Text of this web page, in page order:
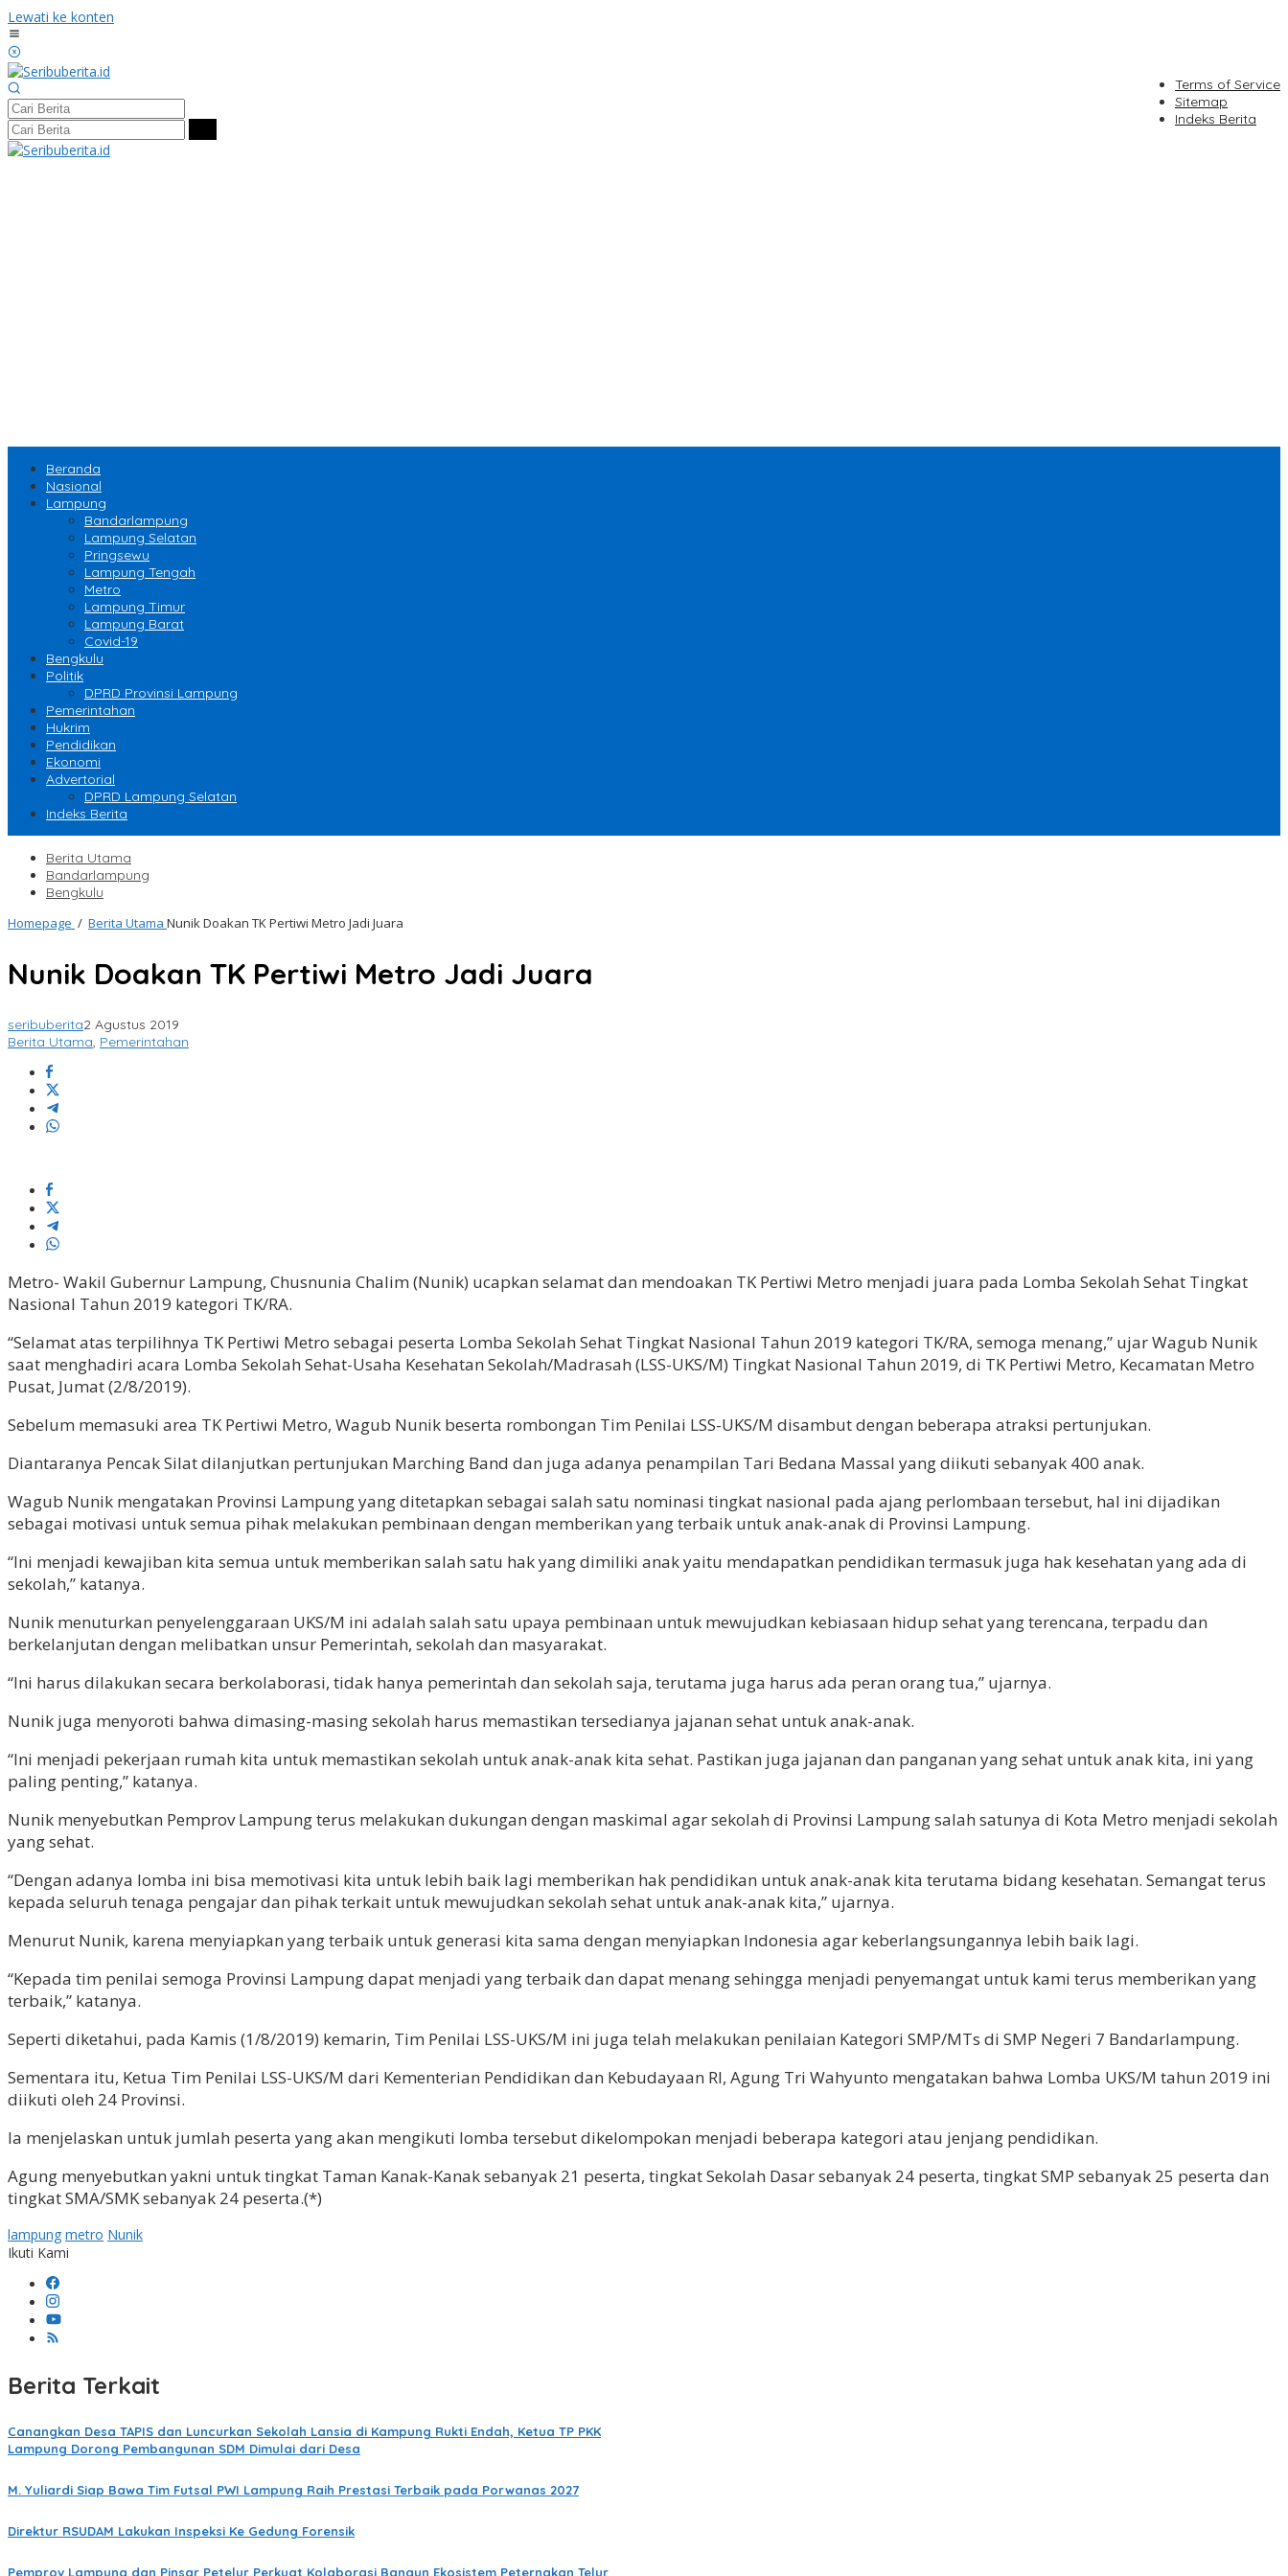
Lewati ke konten
Terms of Service
Sitemap
Indeks Berita
Beranda
Nasional
Lampung
Bandarlampung
Lampung Selatan
Pringsewu
Lampung Tengah
Metro
Lampung Timur
Lampung Barat
Covid-19
Bengkulu
Politik
DPRD Provinsi Lampung
Pemerintahan
Hukrim
Pendidikan
Ekonomi
Advertorial
DPRD Lampung Selatan
Indeks Berita
Berita Utama
Bandarlampung
Bengkulu
Homepage / Berita Utama Nunik Doakan TK Pertiwi Metro Jadi Juara
Nunik Doakan TK Pertiwi Metro Jadi Juara
seribuberita2 Agustus 2019
Berita Utama, Pemerintahan
Metro- Wakil Gubernur Lampung, Chusnunia Chalim (Nunik) ucapkan selamat dan mendoakan TK Pertiwi Metro menjadi juara pada Lomba Sekolah Sehat Tingkat
Nasional Tahun 2019 kategori TK/RA.
“Selamat atas terpilihnya TK Pertiwi Metro sebagai peserta Lomba Sekolah Sehat Tingkat Nasional Tahun 2019 kategori TK/RA, semoga menang,” ujar Wagub Nunik
saat menghadiri acara Lomba Sekolah Sehat-Usaha Kesehatan Sekolah/Madrasah (LSS-UKS/M) Tingkat Nasional Tahun 2019, di TK Pertiwi Metro, Kecamatan Metro
Pusat, Jumat (2/8/2019).
Sebelum memasuki area TK Pertiwi Metro, Wagub Nunik beserta rombongan Tim Penilai LSS-UKS/M disambut dengan beberapa atraksi pertunjukan.
Diantaranya Pencak Silat dilanjutkan pertunjukan Marching Band dan juga adanya penampilan Tari Bedana Massal yang diikuti sebanyak 400 anak.
Wagub Nunik mengatakan Provinsi Lampung yang ditetapkan sebagai salah satu nominasi tingkat nasional pada ajang perlombaan tersebut, hal ini dijadikan
sebagai motivasi untuk semua pihak melakukan pembinaan dengan memberikan yang terbaik untuk anak-anak di Provinsi Lampung.
“Ini menjadi kewajiban kita semua untuk memberikan salah satu hak yang dimiliki anak yaitu mendapatkan pendidikan termasuk juga hak kesehatan yang ada di
sekolah,” katanya.
Nunik menuturkan penyelenggaraan UKS/M ini adalah salah satu upaya pembinaan untuk mewujudkan kebiasaan hidup sehat yang terencana, terpadu dan
berkelanjutan dengan melibatkan unsur Pemerintah, sekolah dan masyarakat.
“Ini harus dilakukan secara berkolaborasi, tidak hanya pemerintah dan sekolah saja, terutama juga harus ada peran orang tua,” ujarnya.
Nunik juga menyoroti bahwa dimasing-masing sekolah harus memastikan tersedianya jajanan sehat untuk anak-anak.
“Ini menjadi pekerjaan rumah kita untuk memastikan sekolah untuk anak-anak kita sehat. Pastikan juga jajanan dan panganan yang sehat untuk anak kita, ini yang
paling penting,” katanya.
Nunik menyebutkan Pemprov Lampung terus melakukan dukungan dengan maskimal agar sekolah di Provinsi Lampung salah satunya di Kota Metro menjadi sekolah
yang sehat.
“Dengan adanya lomba ini bisa memotivasi kita untuk lebih baik lagi memberikan hak pendidikan untuk anak-anak kita terutama bidang kesehatan. Semangat terus
kepada seluruh tenaga pengajar dan pihak terkait untuk mewujudkan sekolah sehat untuk anak-anak kita,” ujarnya.
Menurut Nunik, karena menyiapkan yang terbaik untuk generasi kita sama dengan menyiapkan Indonesia agar keberlangsungannya lebih baik lagi.
“Kepada tim penilai semoga Provinsi Lampung dapat menjadi yang terbaik dan dapat menang sehingga menjadi penyemangat untuk kami terus memberikan yang
terbaik,” katanya.
Seperti diketahui, pada Kamis (1/8/2019) kemarin, Tim Penilai LSS-UKS/M ini juga telah melakukan penilaian Kategori SMP/MTs di SMP Negeri 7 Bandarlampung.
Sementara itu, Ketua Tim Penilai LSS-UKS/M dari Kementerian Pendidikan dan Kebudayaan RI, Agung Tri Wahyunto mengatakan bahwa Lomba UKS/M tahun 2019 ini
diikuti oleh 24 Provinsi.
Ia menjelaskan untuk jumlah peserta yang akan mengikuti lomba tersebut dikelompokan menjadi beberapa kategori atau jenjang pendidikan.
Agung menyebutkan yakni untuk tingkat Taman Kanak-Kanak sebanyak 21 peserta, tingkat Sekolah Dasar sebanyak 24 peserta, tingkat SMP sebanyak 25 peserta dan
tingkat SMA/SMK sebanyak 24 peserta.(*)
lampung metro Nunik
Ikuti Kami
Berita Terkait
Canangkan Desa TAPIS dan Luncurkan Sekolah Lansia di Kampung Rukti Endah, Ketua TP PKK
Lampung Dorong Pembangunan SDM Dimulai dari Desa
M. Yuliardi Siap Bawa Tim Futsal PWI Lampung Raih Prestasi Terbaik pada Porwanas 2027
Direktur RSUDAM Lakukan Inspeksi Ke Gedung Forensik
Pemprov Lampung dan Pinsar Petelur Perkuat Kolaborasi Bangun Ekosistem Peternakan Telur